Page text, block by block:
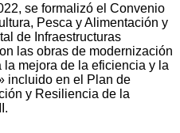
se formalizó el Convenio
Pesca y Alimentación y
de Infraestructuras
las obras de modernización
mejora de la eficiencia y la
incluido en el Plan de
y Resiliencia de la